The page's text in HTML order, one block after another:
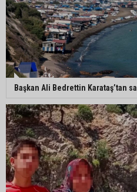
Başkan Ali Bedrettin Karataş’tan